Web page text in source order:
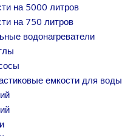
на 5000 литров
на 750 литров
водонагреватели
емкости для воды